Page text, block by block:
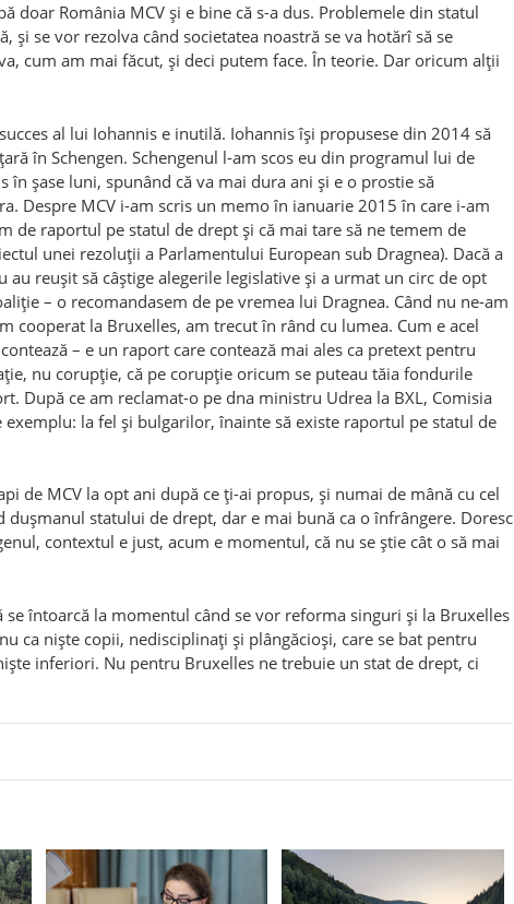
doar România MCV și e bine că s-a dus. Problemele din statul
și se vor rezolva când societatea noastră se va hotărî să se
cum am mai făcut, și deci putem face. În teorie. Dar oricum alții
al lui Iohannis e inutilă. Iohannis își propusese din 2014 să
în Schengen. Schengenul l-am scos eu din programul lui de
în șase luni, spunând că va mai dura ani și e o prostie să
Despre MCV i-am scris un memo în ianuarie 201 5 în care i-am
de raportul pe statul de drept și că mai tare să ne temem de
unei rezoluții a Parlamentului European sub Dragnea). Dacă a
au reușit să câștige alegerile legislative și a urmat un circ de opt
– o recomandasem de pe vremea lui Dragnea. Când nu ne-am
cooperat la Bruxelles, am trecut în rând cu lumea. Cum e acel
– e un raport care contează mai ales ca pretext pentru
nu corupție, că pe corupție oricum se puteau tăia fondurile
După ce am reclamat-o pe dna ministru Udrea la BXL, Comisia
la fel și bulgarilor, înainte să existe raportul pe statul de
de MCV la opt ani după ce ți-ai propus, și numai de mână cu cel
dușmanul statului de drept, dar e mai bună ca o înfrângere. Doresc
contextul e just, acum e momentul, că nu se știe cât o să mai
se întoarcă la momentul când se vor reforma singuri și la Bruxelles
ca niște copii, nedisciplinați și plângăcioși, care se bat pentru
inferiori. Nu pentru Bruxelles ne trebuie un stat de drept, ci